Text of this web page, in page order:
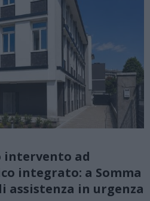
intervento ad
integrato: a Somma
assistenza in urgenza